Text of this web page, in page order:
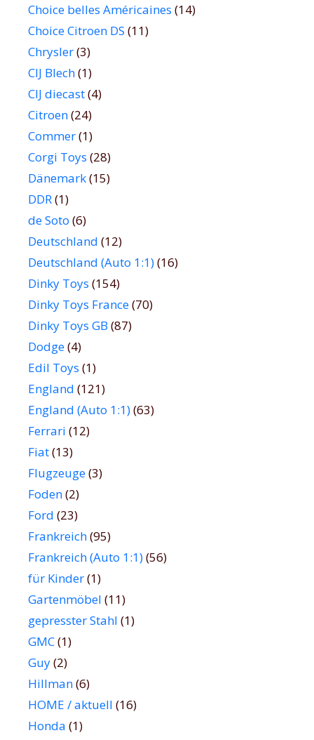
Choice belles Américaines (14)
Choice Citroen DS (11)
Chrysler(3)
CIJ Blech(1)
CIJ diecast(4)
Citroen(24)
Commer(1)
Corgi Toys (28)
Dänemark(15)
DDR(1)
de Soto (6)
Deutschland (12)
Deutschland (Auto 1:1)(16)
Dinky Toys (154)
Dinky Toys France(70)
Dinky Toys GB (87)
Dodge(4)
Edil Toys (1)
England (121)
England (Auto 1:1)(63)
Ferrari (12)
Fiat(13)
Flugzeuge(3)
Foden(2)
Ford (23)
Frankreich(95)
Frankreich (Auto 1:1)(56)
für Kinder(1)
Gartenmöbel (11)
gepresster Stahl (1)
GMC(1)
Guy(2)
Hillman(6)
HOME / aktuell (16)
Honda (1)